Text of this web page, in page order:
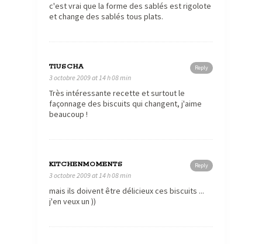
c'est vrai que la forme des sablés est rigolote
et change des sablés tous plats.
Reply
TIUSCHA
3 octobre 2009 at 14 h 08 min
Très intéressante recette et surtout le
façonnage des biscuits qui changent, j'aime
beaucoup !
Reply
KITCHENMOMENTS
3 octobre 2009 at 14 h 08 min
mais ils doivent être délicieux ces biscuits ...
j'en veux un ))